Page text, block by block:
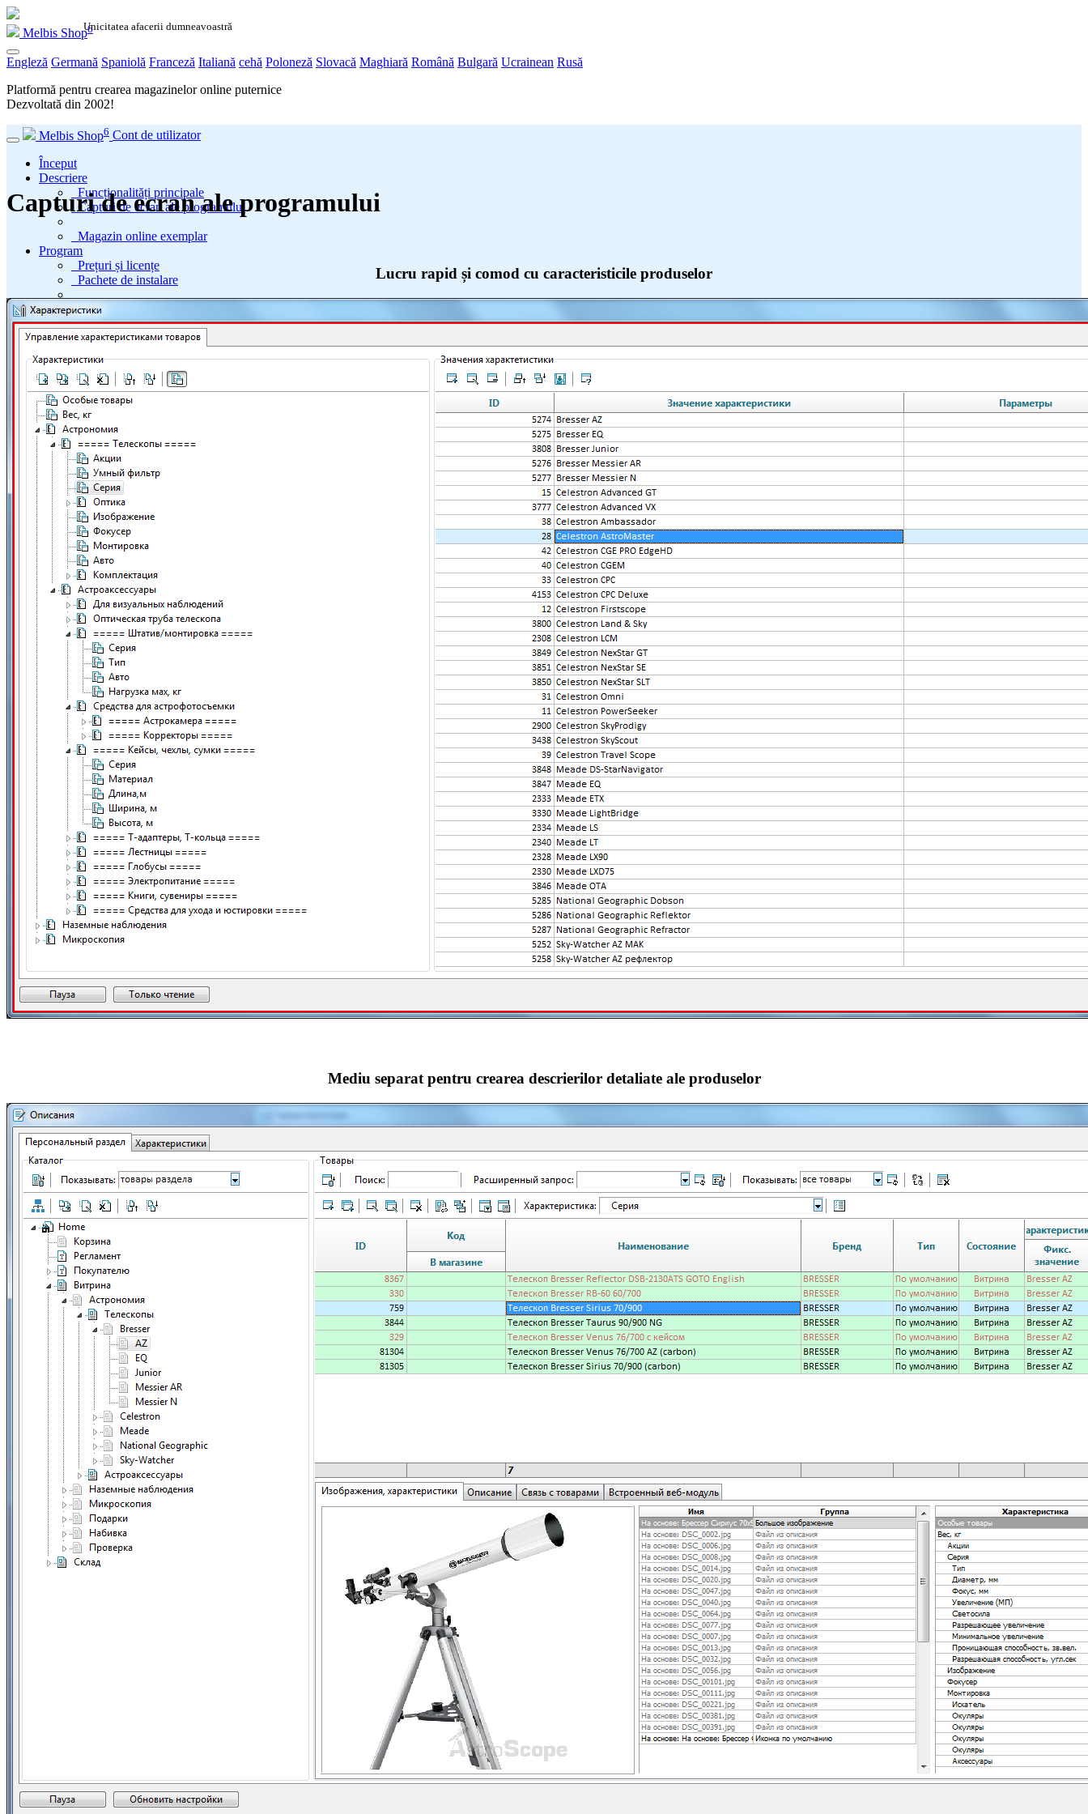
Unicitatea afacerii dumneavoastră
Melbis Shop6
Engleză Germană Spaniolă Franceză Italiană cehă Poloneză Slovacă Maghiară Română Bulgară Ucrainean Rusă
Platformă pentru crearea magazinelor online puternice
Dezvoltată din 2002!
Melbis Shop6 Cont de utilizator
Început
Descriere
Funcționalități principale
Capturi de ecran ale programului
Magazin online exemplar
Program
Prețuri și licențe
Pachete de instalare
Ultima lansare
Cerințe de sistem
Documentație
Lansarea magazinului
Achiziționarea serverului
Înregistrare domeniu
Instalarea programului
Instalarea serverului
Magazin demonstrativ
Ghid complet
Ajutor
Acord de licență
Termeni și condiții de cumpărare
Întrebări și discuții
Probleme și sugestii
Despre noi
Companie
Pentru investitori
Telegram
YouTube
GitHub
Docker
Contacte
Cont de utilizator
Capturi de ecran ale programului
Lucru rapid și comod cu caracteristicile produselor
Mediu separat pentru crearea descrierilor detaliate ale produselor